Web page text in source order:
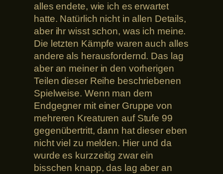
alles endete, wie ich es erwartet
hatte. Natürlich nicht in allen Details,
aber ihr wisst schon, was ich meine.
Die letzten Kämpfe waren auch alles
andere als herausfordernd. Das lag
aber an meiner in den vorherigen
Teilen dieser Reihe beschriebenen
Spielweise. Wenn man dem
Endgegner mit einer Gruppe von
mehreren Kreaturen auf Stufe 99
gegenübertritt, dann hat dieser eben
nicht viel zu melden. Hier und da
wurde es kurzzeitig zwar ein
bisschen knapp, das lag aber an